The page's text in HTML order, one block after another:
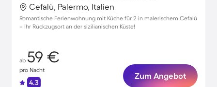
Cefalù, Palermo, Italien
Romantische Ferienwohnung mit Küche für 2 in malerischem Cefalù
– Ihr Rückzugsort an der sizilianischen Küste!
ab 59 €
pro Nacht
4.3
Zum Angebot